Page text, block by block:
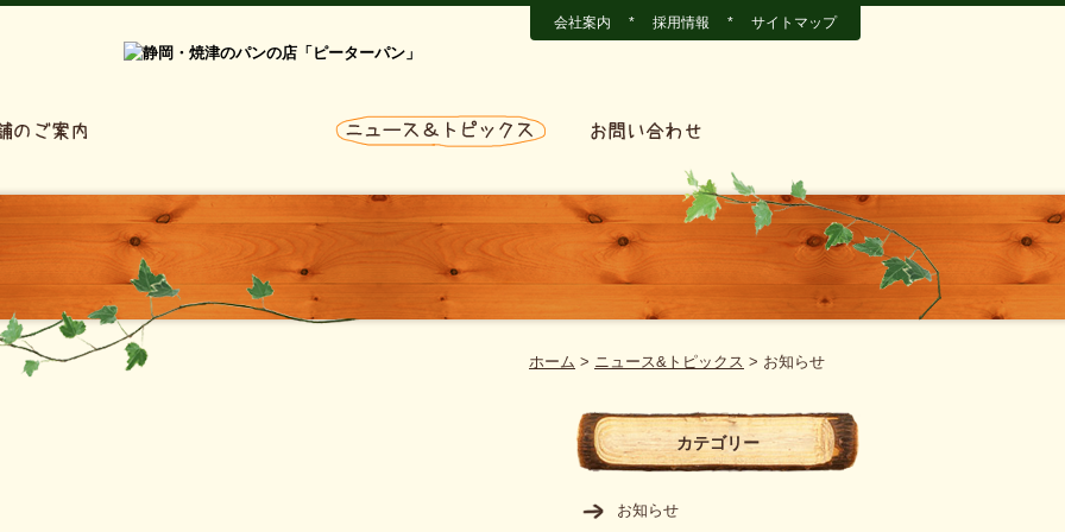
会社案内 * 採用情報 * サイトマップ
ホーム > ニュース&トピックス > お知らせ
カテゴリー
お知らせ